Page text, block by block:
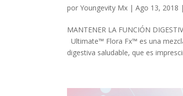
porYoungevity Mx |Ago 13, 2018 |
MANTENER LA FUNCIÓN
Ultimate™ Flora Fx™ es una
digestiva saludable, que es